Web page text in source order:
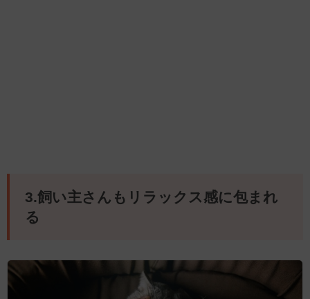
3.飼い主さんもリラックス感に包まれ
る